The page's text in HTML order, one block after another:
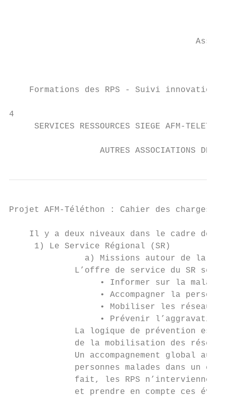
Formations des RPS - Suivi innovation
4
SERVICES RESSOURCES SIEGE AFM-
AUTRES ASSOCIATIONS DE
Projet AFM-Téléthon : Cahier des charges -
Il y a deux niveaux dans le cadre de
     1) Le Service Régional (SR)
a) Missions autour de la
L’offre de service du SR se
• Informer sur la
• Accompagner la
• Mobiliser les réseaux
• Prévenir
La logique de prévention est
de la mobilisation des
Un accompagnement global au
personnes malades dans un
fait, les RPS
et prendre en compte ces